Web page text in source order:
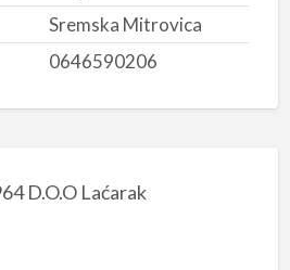
Sremska Mitrovica
0646590206
D.O.O Laćarak